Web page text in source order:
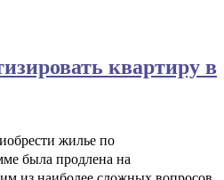
квартиру в
жилье по
была продлена на